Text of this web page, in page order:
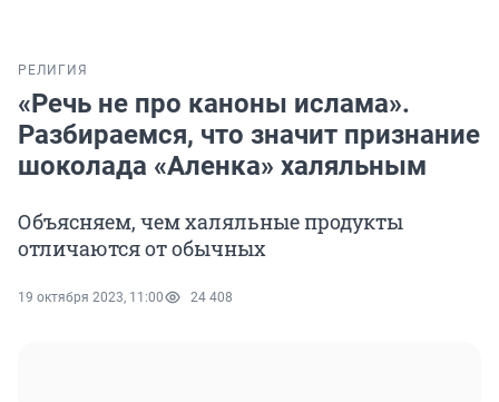
РЕЛИГИЯ
«Речь не про каноны ислама».
Разбираемся, что значит признание
шоколада «Аленка» халяльным
Объясняем, чем халяльные продукты
отличаются от обычных
19 октября 2023, 11:00 24 408